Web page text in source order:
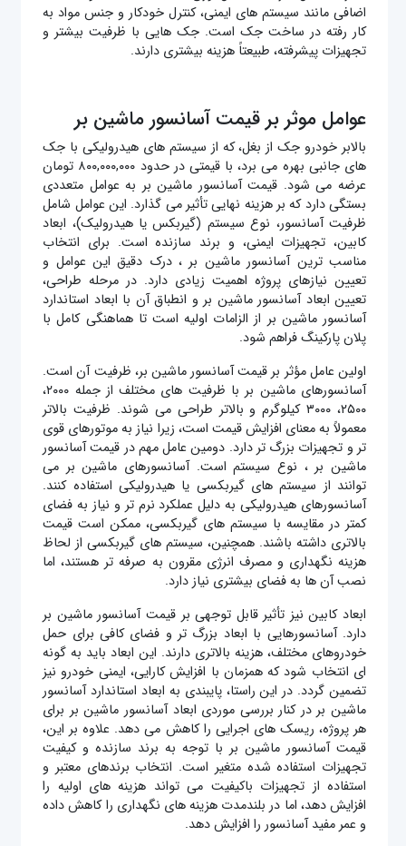
اضافی مانند سیستم‌ های ایمنی، کنترل خودکار و جنس مواد به‌
کار رفته در ساخت جک است. جک‌ هایی با ظرفیت بیشتر و
تجهیزات پیشرفته، طبیعتاً هزینه بیشتری دارند.
عوامل موثر بر قیمت آسانسور ماشین بر
بالابر خودرو جک از بغل، که از سیستم‌ های هیدرولیکی با جک‌
های جانبی بهره می‌ برد، با قیمتی در حدود ۸۰۰,۰۰۰,۰۰۰ تومان
عرضه می‌ شود. قیمت آسانسور ماشین بر به عوامل متعددی
بستگی دارد که بر هزینه نهایی تأثیر می‌ گذارد. این عوامل شامل
ظرفیت آسانسور، نوع سیستم (گیربکس یا هیدرولیک)، ابعاد
کابین، تجهیزات ایمنی، و برند سازنده است. برای انتخاب
مناسب‌ ترین آسانسور ماشین بر ، درک دقیق این عوامل و
تعیین نیازهای پروژه اهمیت زیادی دارد. در مرحله طراحی،
تعیین ابعاد آسانسور ماشین بر و انطباق آن با ابعاد استاندارد
آسانسور ماشین بر از الزامات اولیه است تا هماهنگی کامل با
پلان پارکینگ فراهم شود.
اولین عامل مؤثر بر قیمت آسانسور ماشین بر، ظرفیت آن است.
آسانسورهای ماشین بر با ظرفیت‌ های مختلف از جمله ۲۰۰۰،
۲۵۰۰، ۳۰۰۰ کیلوگرم و بالاتر طراحی می‌ شوند. ظرفیت بالاتر
معمولاً به معنای افزایش قیمت است، زیرا نیاز به موتورهای قوی‌
تر و تجهیزات بزرگ‌ تر دارد. دومین عامل مهم در قیمت آسانسور
ماشین بر ، نوع سیستم است. آسانسورهای ماشین بر می‌
توانند از سیستم‌ های گیربکسی یا هیدرولیکی استفاده کنند.
آسانسورهای هیدرولیکی به دلیل عملکرد نرم‌ تر و نیاز به فضای
کمتر در مقایسه با سیستم‌ های گیربکسی، ممکن است قیمت
بالاتری داشته باشند. همچنین، سیستم‌ های گیربکسی از لحاظ
هزینه نگهداری و مصرف انرژی مقرون به صرفه‌ تر هستند، اما
نصب آن‌ ها به فضای بیشتری نیاز دارد.
ابعاد کابین نیز تأثیر قابل توجهی بر قیمت آسانسور ماشین بر
دارد. آسانسورهایی با ابعاد بزرگ‌ تر و فضای کافی برای حمل
خودروهای مختلف، هزینه بالاتری دارند. این ابعاد باید به گونه‌
ای انتخاب شود که همزمان با افزایش کارایی، ایمنی خودرو نیز
تضمین گردد. در این راستا، پایبندی به ابعاد استاندارد آسانسور
ماشین بر در کنار بررسی موردی ابعاد آسانسور ماشین بر برای
هر پروژه، ریسک های اجرایی را کاهش می دهد. علاوه بر این،
قیمت آسانسور ماشین بر با توجه به برند سازنده و کیفیت
تجهیزات استفاده شده متغیر است. انتخاب برندهای معتبر و
استفاده از تجهیزات باکیفیت می‌ تواند هزینه‌ های اولیه را
افزایش دهد، اما در بلندمدت هزینه‌ های نگهداری را کاهش داده
و عمر مفید آسانسور را افزایش دهد.